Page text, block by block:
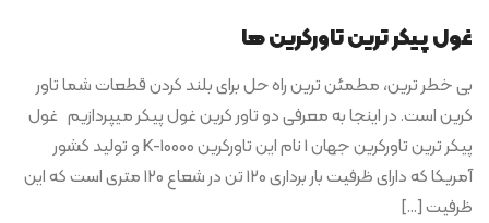
غول پیکر ترین تاورکرین ها
بی خطر ترین، مطمئن ترین راه حل برای بلند کردن قطعات شما تاور
کرین است. در اینجا به معرفی دو تاور کرین غول پیکر میپردازیم غول
پیکر ترین تاورکرین جهان 1 نام این تاورکرین K-10000 و تولید کشور
آمریکا که دارای ظرفیت بار برداری 120 تن در شعاع 120 متری است که این
ظرفیت […]